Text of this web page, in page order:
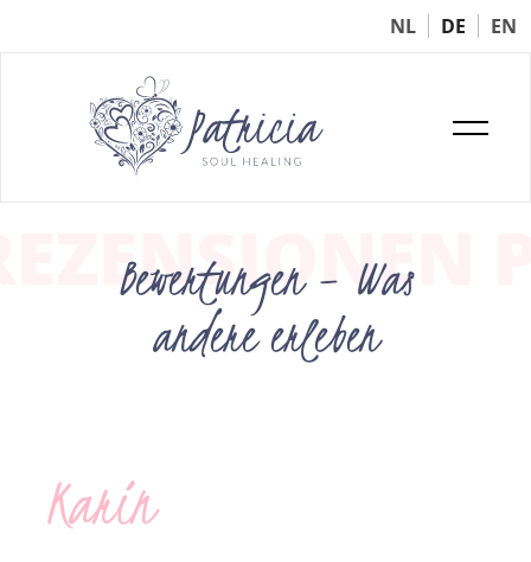
NL DE EN
Bewertungen – Was
andere erleben
Karin